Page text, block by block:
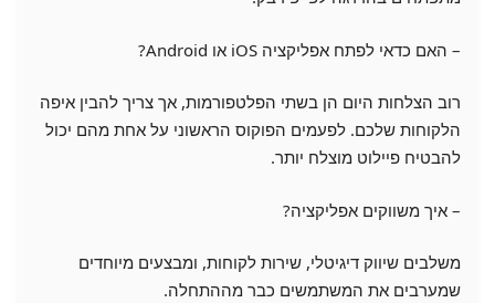
– האם כדאי לפתח אפליקציה iOS או Android?
רוב הצלחות היום הן בשתי הפלטפורמות, אך צריך להבין איפה
הלקוחות שלכם. לפעמים הפוקוס הראשוני על אחת מהם יכול
להבטיח פיילוט מוצלח יותר.
– איך משווקים אפליקציה?
משלבים שיווק דיגיטלי, שירות לקוחות, ומבצעים מיוחדים
שמערבים את המשתמשים כבר מההתחלה.